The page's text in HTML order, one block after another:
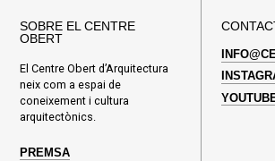
SOBRE EL CENTRE
OBERT
El Centre Obert d’Arquitectura
neix com a espai de
coneixement i cultura
arquitectònics.
PREMSA